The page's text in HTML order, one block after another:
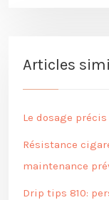
Articles
Le dosage
Résistance
maintenance
Drip tips 810: